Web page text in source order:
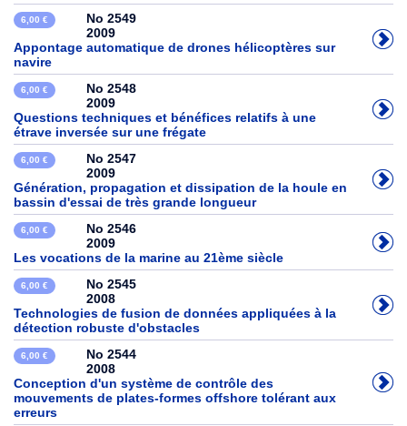
6,00 €
No 2549
2009
Appontage automatique de drones hélicoptères sur
navire
6,00 €
No 2548
2009
Questions techniques et bénéfices relatifs à une
étrave inversée sur une frégate
6,00 €
No 2547
2009
Génération, propagation et dissipation de la houle en
bassin d'essai de très grande longueur
6,00 €
No 2546
2009
Les vocations de la marine au 21ème siècle
6,00 €
No 2545
2008
Technologies de fusion de données appliquées à la
détection robuste d'obstacles
6,00 €
No 2544
2008
Conception d'un système de contrôle des
mouvements de plates-formes offshore tolérant aux
erreurs